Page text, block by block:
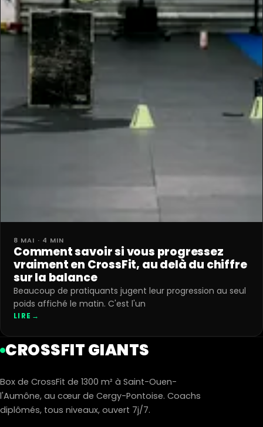
8 MAI · 4 MIN
Comment savoir si vous progressez
vraiment en CrossFit, au delà du chiffre
sur la balance
Beaucoup de pratiquants jugent leur progression au seul
poids affiché le matin. C'est l'un
LIRE →
CROSSFIT GIANTS
Box de CrossFit de 1300 m² à Saint-Ouen-
l'Aumône, au cœur de Cergy-Pontoise. Coachs
diplômés, tous niveaux, ouvert 7j/7.